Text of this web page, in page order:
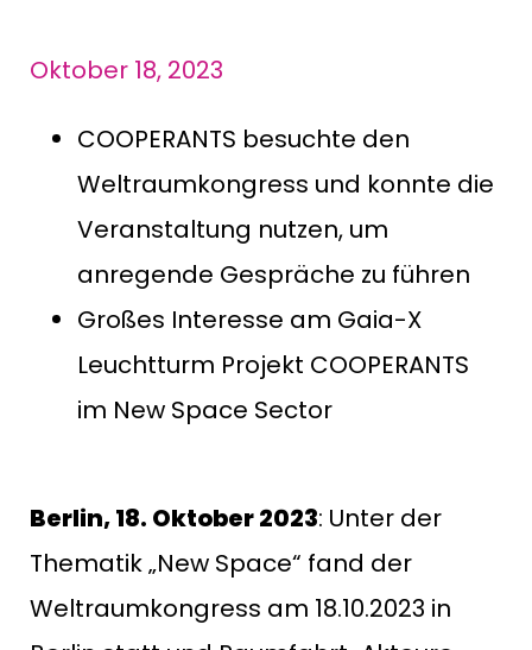
Oktober 18, 2023
COOPERANTS besuchte den
Weltraumkongress und konnte die
Veranstaltung nutzen, um
anregende Gespräche zu führen
Großes Interesse am Gaia-X
Leuchtturm Projekt COOPERANTS
im New Space Sector
Berlin, 18. Oktober 2023: Unter der
Thematik „New Space“ fand der
Weltraumkongress am 18.10.2023 in